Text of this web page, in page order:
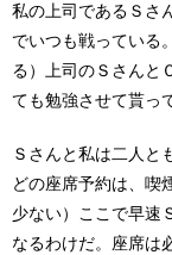
私の上司であるＳさ
でいつも戦っている
る）上司のＳさんと
ても勉強させて貰っ
Ｓさんと私は二人と
どの座席予約は、喫
少ない）ここで早速
なるわけだ。座席は